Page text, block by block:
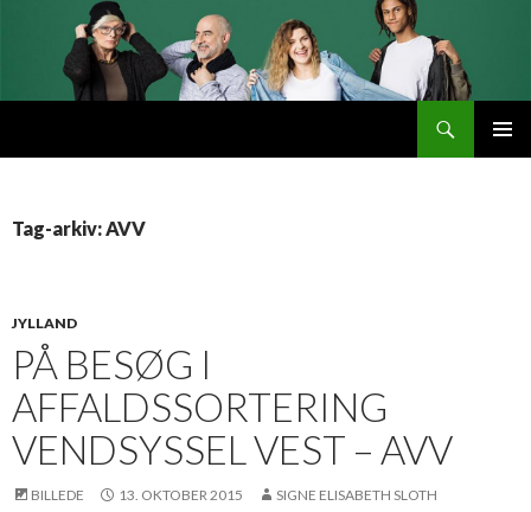
Tag-arkiv: AVV
JYLLAND
PÅ BESØG I
AFFALDSSORTERING
VENDSYSSEL VEST – AVV
BILLEDE 13. OKTOBER 2015 SIGNE ELISABETH SLOTH